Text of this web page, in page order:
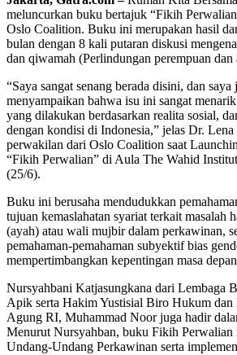
meluncurkan buku bertajuk “Fikih
Oslo Coalition. Buku ini merupakan hasil
bulan dengan 8 kali putaran diskusi
dan qiwamah (Perlindungan perempuan dan
“Saya sangat senang berada disini, dan saya
menyampaikan bahwa isu ini sangat
yang dilakukan berdasarkan realita sosial,
dengan kondisi di Indonesia,” jelas Dr. Lena
perwakilan dari Oslo Coalition saat
“Fikih Perwalian” di Aula The Wahid
(25/6).
Buku ini berusaha mendudukkan
tujuan kemaslahatan syariat terkait masalah
(ayah) atau wali mujbir dalam perkawinan,
pemahaman-pemahaman subyektif bias
mempertimbangkan kepentingan masa
Nursyahbani Katjasungkana dari Lembaga
Apik serta Hakim Yustisial Biro Hukum dan
Agung RI, Muhammad Noor juga hadir
Menurut Nursyahban, buku Fikih Perwalian
Undang-Undang Perkawinan serta